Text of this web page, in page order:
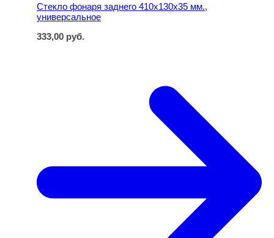
Стекло фонаря заднего 410х130х35 мм.,
универсальное
333,00 руб.